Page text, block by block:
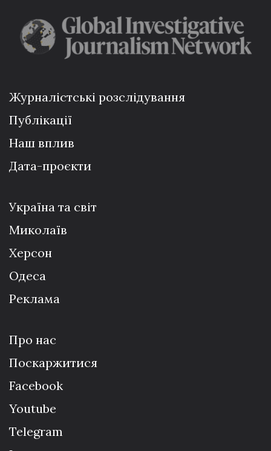
Журналістські розслідування
Публікації
Наш вплив
Дата-проєкти
Україна та світ
Миколаїв
Херсон
Одеса
Реклама
Про нас
Поскаржитися
Facebook
Youtube
Telegram